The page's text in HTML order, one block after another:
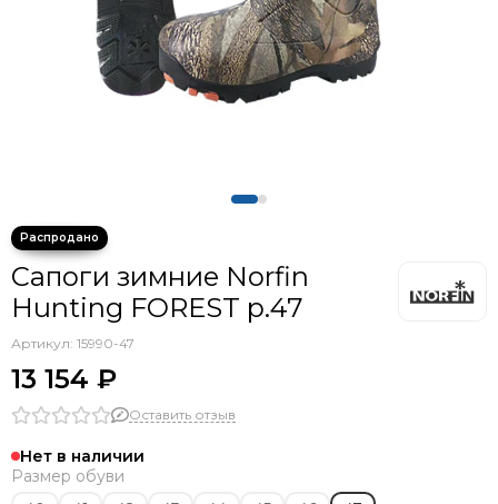
Сапоги зимние Norfin
Hunting FOREST р.47
Артикул: 15990-47
13 154 ₽
Оставить отзыв
Нет в наличии
Размер обуви